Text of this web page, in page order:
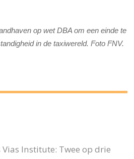
op wet DBA om een einde te
in de taxiwereld. Foto FNV.
Vias Institute: Twee op drie